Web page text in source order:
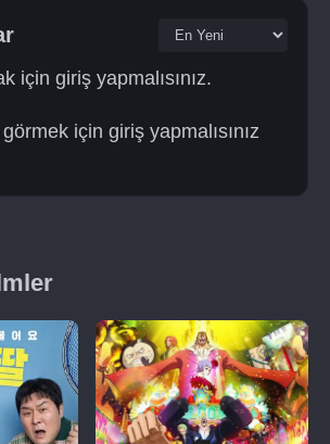
için giriş yapmalısınız.
için giriş yapmalısınız